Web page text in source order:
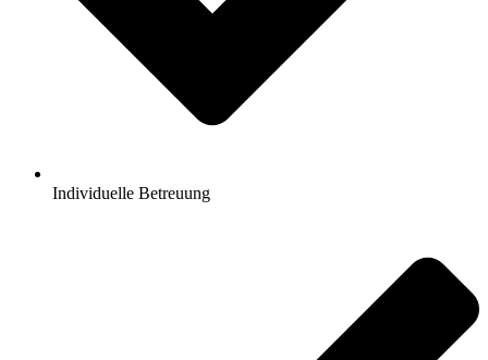
Individuelle Betreuung